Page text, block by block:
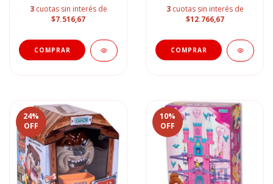
3 cuotas sin interés de
$7.516,67
3 cuotas sin interés de
$12.766,67
24%
OFF
10%
OFF